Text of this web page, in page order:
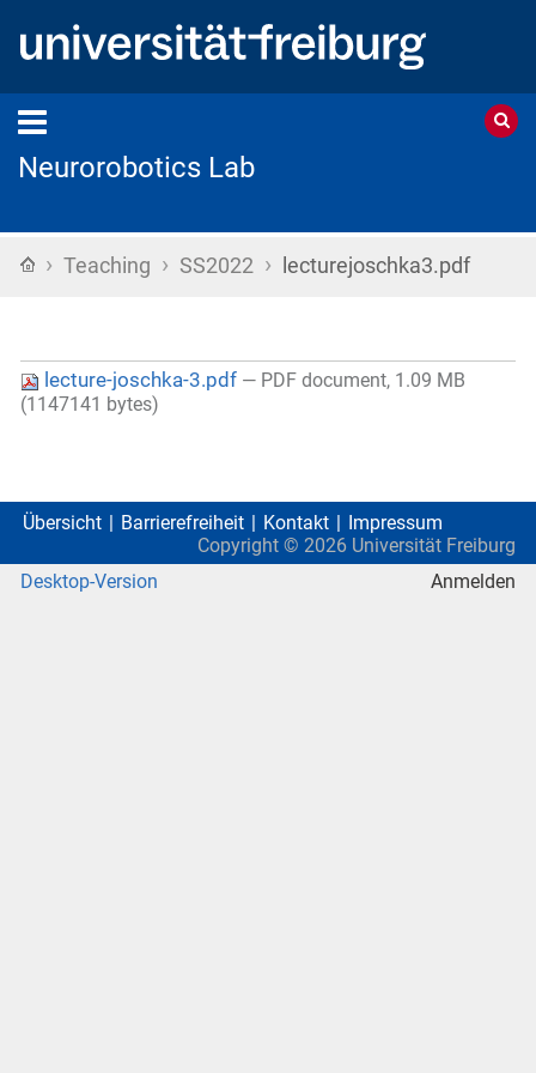
Neurorobotics Lab
Startseite
› Teaching › SS2022 › lecturejoschka3.pdf
lecture-joschka-3.pdf — PDF document, 1.09 MB
(1147141 bytes)
Übersicht Barrierefreiheit Kontakt
Impressum
Copyright © 2026 Universität Freiburg
Desktop-Version
Anmelden